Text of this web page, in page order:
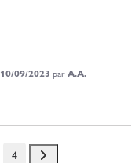
10/09/2023 parA.A.
4